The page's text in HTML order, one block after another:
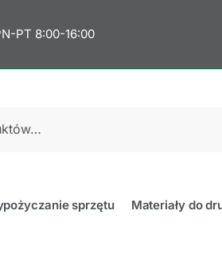
PT 8:00-16:00
sprzętu Materiały do